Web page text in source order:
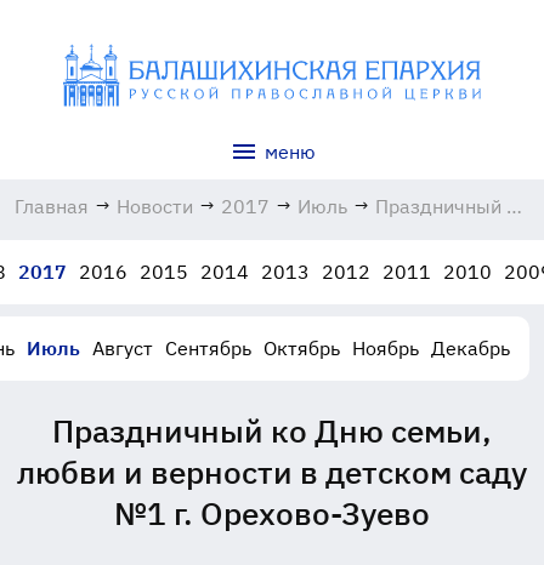
меню
Главная → Новости → 2017 → Июль → Праздничный ко
верности в
Зуево
2017 2016 2015 2014 2013 2012 2011 2010
Июль Август Сентябрь Октябрь Ноябрь Декабрь
Праздничный ко Дню семьи,
любви и верности в детском саду
№1 г. Орехово-Зуево